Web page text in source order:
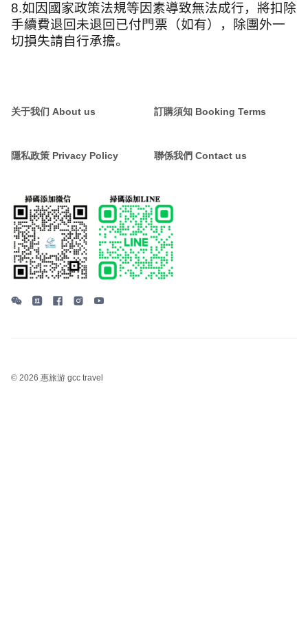
8.如因國家政策法規等因素導致無法成行，將扣除
手續費退回未退回已付門票（如有），除團外一
切損失請自行承擔。
关于我们 About us 訂購須知 Booking Terms
隱私政策 Privacy Policy 聯係我們 Contact us
© 2026 惠旅游 gcc travel